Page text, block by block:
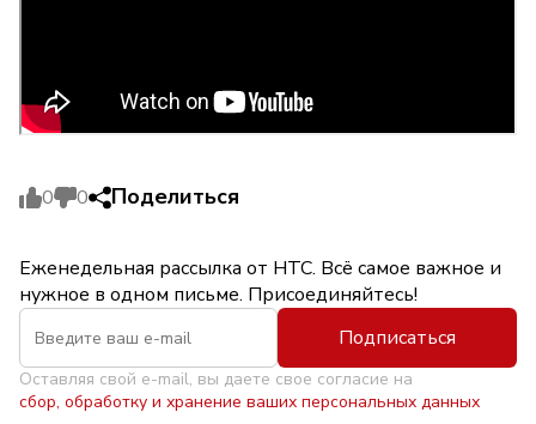
0 0 Поделиться
Еженедельная рассылка от НТС. Всё самое важное и
нужное в одном письме. Присоединяйтесь!
Подписаться
Оставляя свой e-mail, вы даете свое согласие на
сбор, обработку и хранение ваших персональных данных